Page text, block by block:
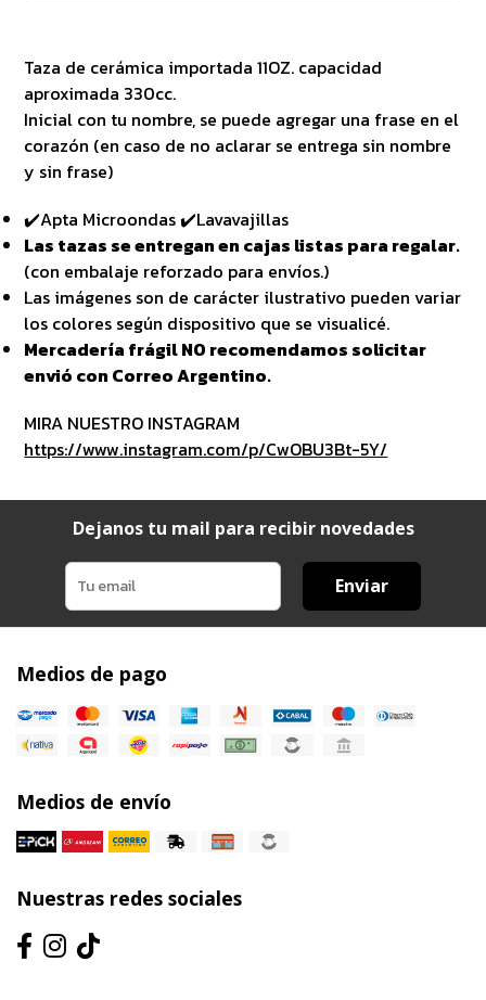
Taza de cerámica importada 11OZ. capacidad
aproximada 330cc.
Inicial con tu nombre, se puede agregar una frase en el
corazón (en caso de no aclarar se entrega sin nombre
y sin frase)
✔️Apta Microondas ✔️Lavavajillas
Las tazas se entregan en cajas listas para regalar.
(con embalaje reforzado para envíos.)
Las imágenes son de carácter ilustrativo pueden variar
los colores según dispositivo que se visualicé.
Mercadería frágil NO recomendamos solicitar
envió con Correo Argentino.
MIRA NUESTRO INSTAGRAM
https://www.instagram.com/p/CwOBU3Bt-5Y/
Dejanos tu mail para recibir novedades
Enviar
Medios de pago
Medios de envío
Nuestras redes sociales